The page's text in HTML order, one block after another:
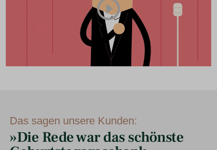
Das sagen unsere Kunden:
»Die Rede war das schönste